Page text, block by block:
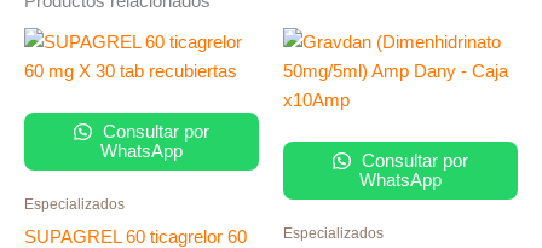
Consultar por
WhatsApp
Especializados
SUPAGREL 60 ticagrelor 60
Consultar por
WhatsApp
Especializados